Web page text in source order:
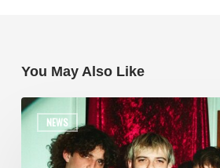
You May Also Like
NEWS